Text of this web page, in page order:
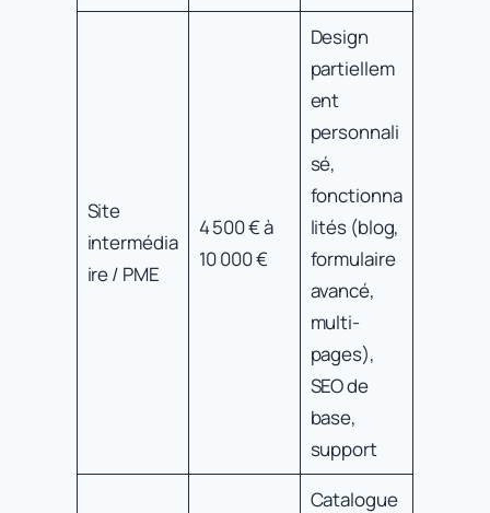
Site
intermédia
ire / PME
4 500 € à
10 000 €
Design
partiellem
ent
personnali
sé,
fonctionna
lités (blog,
formulaire
avancé,
multi-
pages),
SEO de
base,
support
Catalogue